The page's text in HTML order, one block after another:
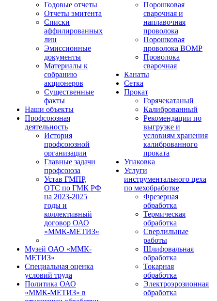
Годовые отчеты
Отчеты эмитента
Списки
аффилированных
лиц
Эмиссионные
документы
Материалы к
собранию
акционеров
Существенные
факты
Наши объекты
Профсоюзная
деятельность
История
профсоюзной
организации
Главные задачи
профсоюза
Устав ГМПР,
ОТС по ГМК РФ
на 2023-2025
годы и
коллективный
договор ОАО
«ММК-МЕТИЗ»
Музей ОАО «ММК-
МЕТИЗ»
Специальная оценка
условий труда
Политика ОАО
«ММК-МЕТИЗ» в
Порошковая
сварочная и
наплавочная
проволока
Порошковая
проволока ВОМР
Проволока
сварочная
Канаты
Сетка
Прокат
Горячекатаный
Калиброванный
Рекомендации по
выгрузке и
условиям хранения
калиброванного
проката
Упаковка
Услуги
инструментального цеха
по мехобработке
Фрезерная
обработка
Термическая
обработка
Сверлильные
работы
Шлифовальная
обработка
Токарная
обработка
Электроэрозионная
обработка